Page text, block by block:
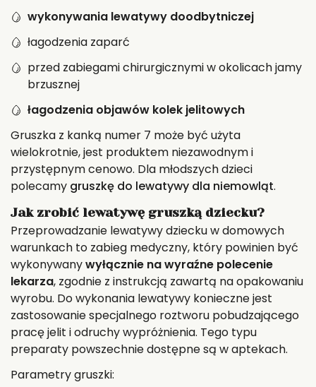
wykonywania lewatywy doodbytniczej
łagodzenia zaparć
przed zabiegami chirurgicznymi w okolicach jamy
brzusznej
łagodzenia objawów kolek jelitowych
Gruszka z kanką numer 7 może być użyta
wielokrotnie, jest produktem niezawodnym i
przystępnym cenowo. Dla młodszych dzieci
polecamy gruszkę do lewatywy dla niemowląt.
Jak zrobić lewatywę gruszką dziecku?
Przeprowadzanie lewatywy dziecku w domowych
warunkach to zabieg medyczny, który powinien być
wykonywanywyłącznie na wyraźne polecenie
lekarza, zgodnie z instrukcją zawartą na opakowaniu
wyrobu. Do wykonania lewatywy konieczne jest
zastosowanie specjalnego roztworu pobudzającego
pracę jelit i odruchy wypróżnienia. Tego typu
preparaty powszechnie dostępne są w aptekach.
Parametry gruszki: